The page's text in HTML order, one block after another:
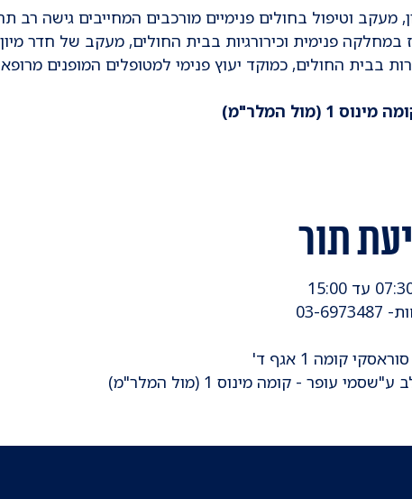
וטיפול בחולים פנימיים מורכבים המחייבים גישה רב
פנימית וכירורגיות בבית החולים, מעקב של חדר
בבית החולים, כמוקד יעוץ פנימי למטופלים המופנים
המלר"מ)
תור
קומה 1 אגף ד'
עופר - קומה מינוס 1 (מול המלר"מ)